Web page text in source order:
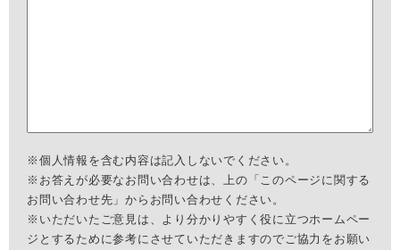
※個人情報を含む内容は記入しないでください。
※お答えが必要なお問い合わせは、上の「このページに関する
お問い合わせ先」からお問い合わせください。
※いただいたご意見は、より分かりやすく役に立つホームペー
ジとするために参考にさせていただきますのでご協力をお願い